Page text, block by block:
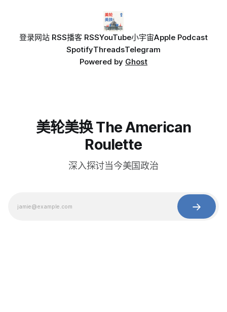
登录网站 RSS播客 RSSYouTube小宇宙Apple Podcast
SpotifyThreadsTelegram
Powered by Ghost
美轮美换 The American
Roulette
深入探讨当今美国政治